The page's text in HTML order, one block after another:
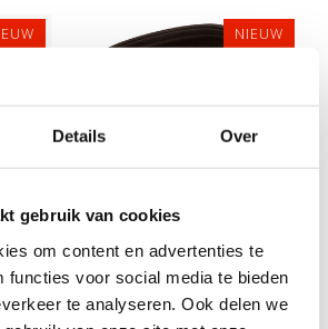
Details Over
gebruik van cookies
om content en advertenties te
functies voor social media te bieden
te analyseren. Ook delen we
FIT
NIEUW
PROFUOMO SLIM FIT
OVERHEMD JAPANESE